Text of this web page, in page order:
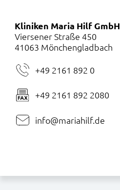
Kliniken Maria Hilf GmbH
Viersener Straße 450
41063 Mönchengladbach
+49 2161 892 0
+49 2161 892 2080
info@mariahilf.de